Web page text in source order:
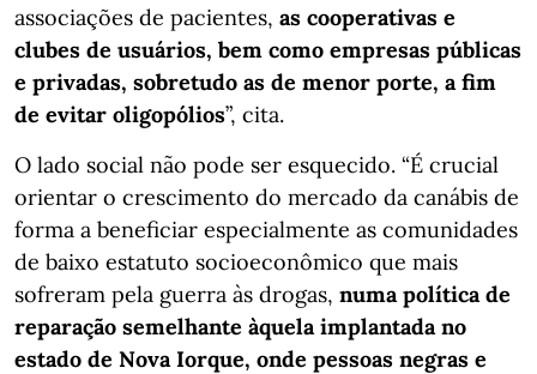
associações de pacientes, as cooperativas e
clubes de usuários, bem como empresas públicas
e privadas, sobretudo as de menor porte, a fim
de evitar oligopólios”, cita.
O lado social não pode ser esquecido. “É crucial
orientar o crescimento do mercado da canábis de
forma a beneficiar especialmente as comunidades
de baixo estatuto socioeconômico que mais
sofreram pela guerra às drogas, numa política de
reparação semelhante àquela implantada no
estado de Nova Iorque, onde pessoas negras e